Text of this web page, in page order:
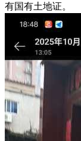
有国有土地证。